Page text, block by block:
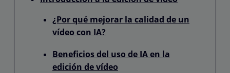
¿Por qué mejorar la calidad de un
vídeo con IA?
Beneficios del uso de IA en la
edición de vídeo